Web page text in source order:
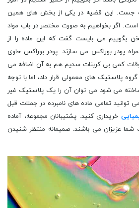
جست. این قضیه در یکی از بخش های همین
اگر بخواهیم به صورت مختصر در باب مواد
بگوییم می بایست گفت که این ماده را از
پودر بوراکس می سازند. پودر بوراکس حاوی
کمی بی کربنات سدیم هم به آن اضافه می
پلاستیک های معمولی قرار داد، اما با توجه
ساخته می شود می توان آن را یک پلاستیک غیر
تمامی ماده های نامبرده در جملات قبل
خریداری کنید. پشتیبانان مجموعه، آماده
شما عزیزان می باشند. صمیمانه منتظر شنیدن